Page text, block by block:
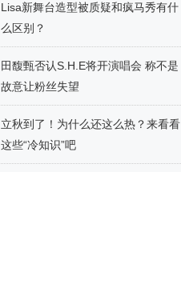
Lisa新舞台造型被质疑和疯马秀有什
么区别？
田馥甄否认S.H.E将开演唱会 称不是
故意让粉丝失望
立秋到了！为什么还这么热？来看看
这些“冷知识”吧